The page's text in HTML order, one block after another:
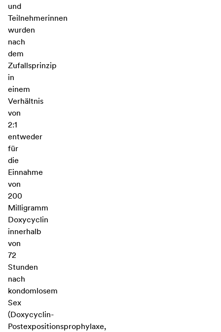
und
Teilnehmerinnen
wurden
nach
dem
Zufallsprinzip
in
einem
Verhältnis
von
2:1
entweder
für
die
Einnahme
von
200
Milligramm
Doxycyclin
innerhalb
von
72
Stunden
nach
kondomlosem
Sex
(Doxycyclin-
Postexpositionsprophylaxe,